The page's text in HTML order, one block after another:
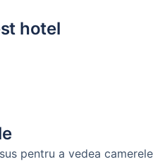
hotel
pentru a vedea camerele